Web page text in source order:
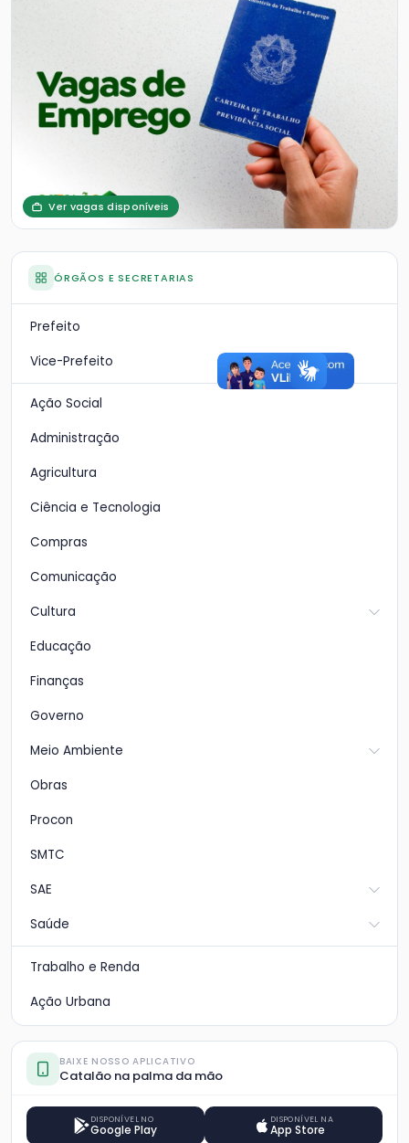
Ver vagas disponíveis
ÓRGÃOS E SECRETARIAS
Prefeito
Vice-Prefeito
Ação Social
Administração
Agricultura
Ciência e Tecnologia
Compras
Comunicação
Cultura
Educação
Finanças
Governo
Meio Ambiente
Obras
Procon
SMTC
SAE
Saúde
Trabalho e Renda
Ação Urbana
BAIXE NOSSO APLICATIVO
Catalão na palma da mão
DISPONÍVEL NO
Google Play
DISPONÍVEL NA
App Store